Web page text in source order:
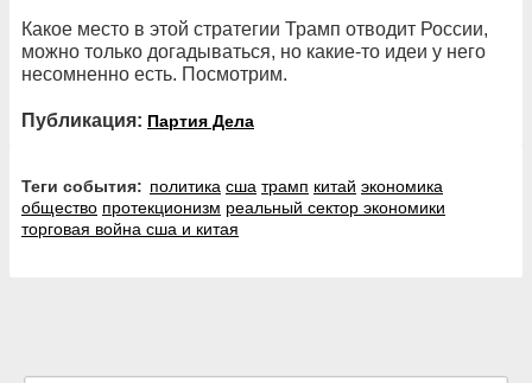
Какое место в этой стратегии Трамп отводит России,
можно только догадываться, но какие-то идеи у него
несомненно есть. Посмотрим.
Публикация: Партия Дела
Теги события: политика сша трамп китай экономика
общество протекционизм реальный сектор экономики
торговая война сша и китая